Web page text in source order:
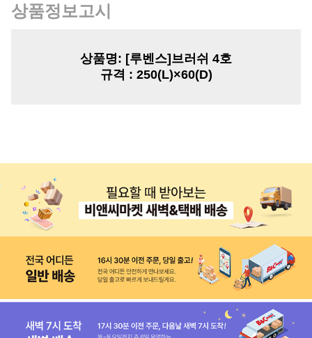
상품정보고시
상품명: [루벤스]브러쉬 4호
규격 : 250(L)×60(D)